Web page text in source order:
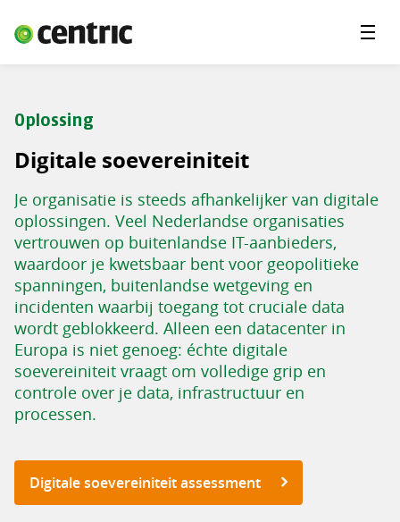
Oplossingen
Careers
Insights
Oplossing
Digitale soevereiniteit
Je organisatie is steeds afhankelijker van digitale
oplossingen. Veel Nederlandse organisaties
vertrouwen op buitenlandse IT-aanbieders,
waardoor je kwetsbaar bent voor geopolitieke
spanningen, buitenlandse wetgeving en
incidenten waarbij toegang tot cruciale data
wordt geblokkeerd. Alleen een datacenter in
Europa is niet genoeg: échte digitale
soevereiniteit vraagt om volledige grip en
controle over je data, infrastructuur en
processen.
Digitale soevereiniteit assessment